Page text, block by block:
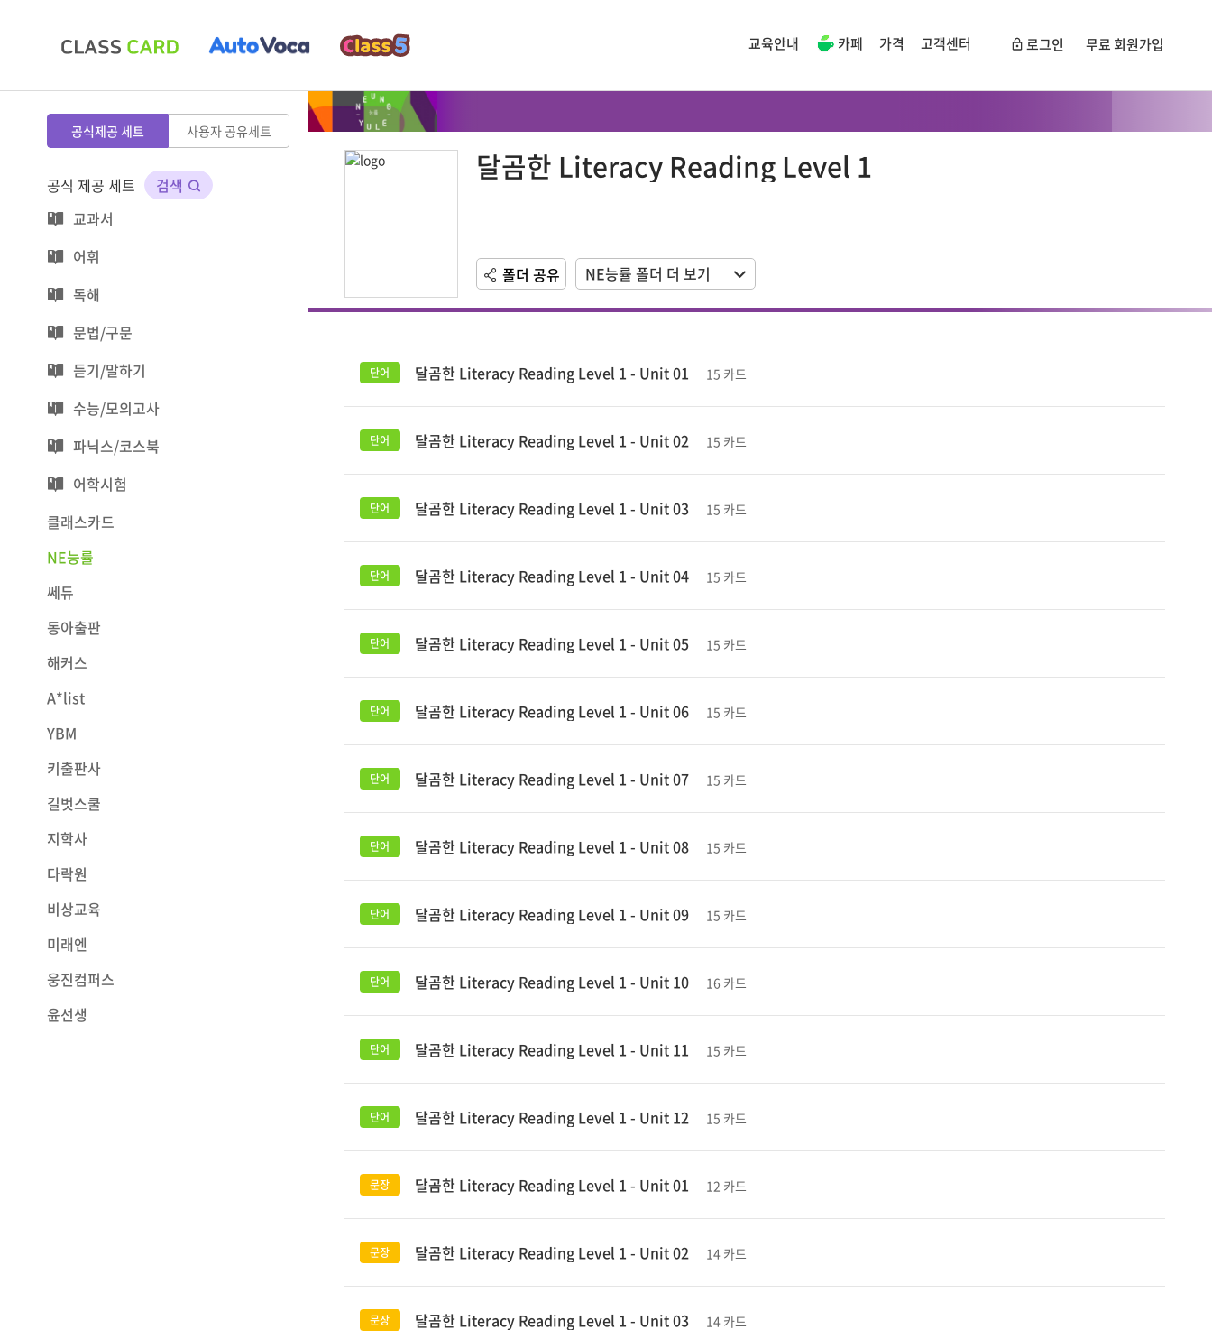
교육안내 카페 가격 고객센터 로그인 무료 회원가입
공식제공 세트 사용자 공유세트
공식 제공 세트
검색
교과서
어휘
독해
문법/구문
듣기/말하기
수능/모의고사
파닉스/코스북
어학시험
클래스카드
NE능률
쎄듀
동아출판
해커스
A*list
YBM
키출판사
길벗스쿨
지학사
다락원
비상교육
미래엔
웅진컴퍼스
윤선생
달곰한 Literacy Reading Level 1
폴더 공유 NE능률 폴더 더 보기
달곰한 Literacy Reading Level 1 - Unit 01 15 카드
달곰한 Literacy Reading Level 1 - Unit 02 15 카드
달곰한 Literacy Reading Level 1 - Unit 03 15 카드
달곰한 Literacy Reading Level 1 - Unit 04 15 카드
달곰한 Literacy Reading Level 1 - Unit 05 15 카드
달곰한 Literacy Reading Level 1 - Unit 06 15 카드
달곰한 Literacy Reading Level 1 - Unit 07 15 카드
달곰한 Literacy Reading Level 1 - Unit 08 15 카드
달곰한 Literacy Reading Level 1 - Unit 09 15 카드
달곰한 Literacy Reading Level 1 - Unit 10 16 카드
달곰한 Literacy Reading Level 1 - Unit 11 15 카드
달곰한 Literacy Reading Level 1 - Unit 12 15 카드
달곰한 Literacy Reading Level 1 - Unit 01 12 카드
달곰한 Literacy Reading Level 1 - Unit 02 14 카드
달곰한 Literacy Reading Level 1 - Unit 03 14 카드